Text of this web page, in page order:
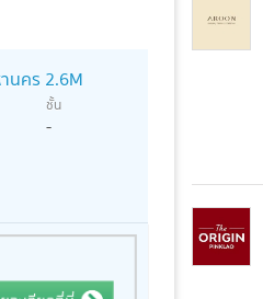
นคร 2.6M
ชั้น
-